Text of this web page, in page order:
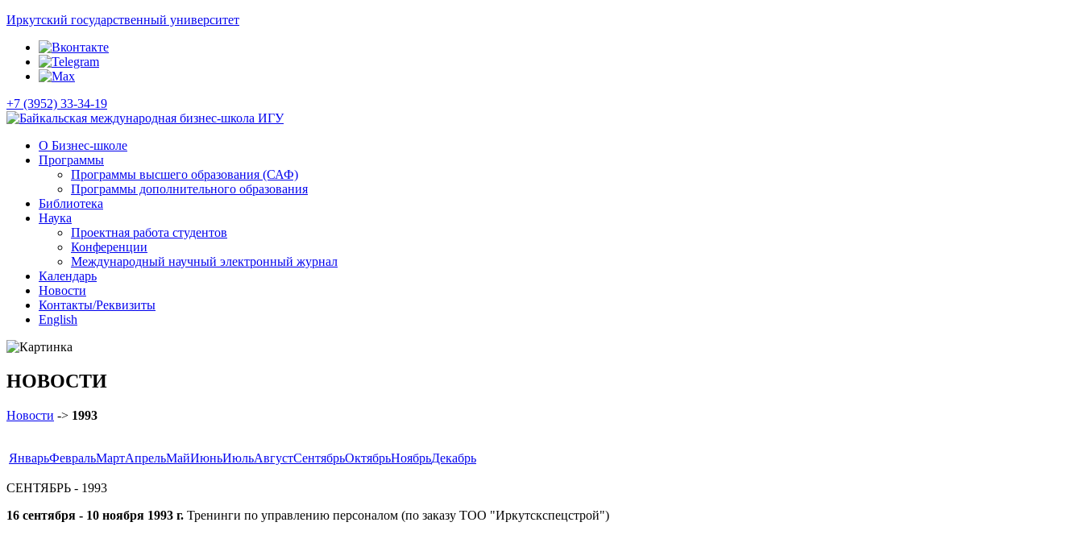
Иркутский государственный университет
+7 (3952) 33-34-19
О Бизнес-школе
Программы
Программы высшего образования (САФ)
Программы дополнительного образования
Библиотека
Наука
Проектная работа студентов
Конференции
Международный научный электронный журнал
Календарь
Новости
Контакты/Реквизиты
English
НОВОСТИ
Новости -> 1993
ЯнварьФевральМартАпрельМайИюньИюльАвгустСентябрьОктябрьНоябрьДекабрь
СЕНТЯБРЬ - 1993
16 сентября - 10 ноября 1993 г. Тренинги по управлению персоналом (по заказу ТОО "Иркутскспецстрой")